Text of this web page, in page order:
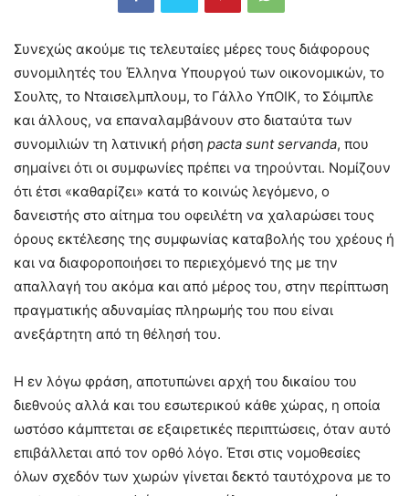
Συνεχώς ακούμε τις τελευταίες μέρες τους διάφορους
συνομιλητές του Έλληνα Υπουργού των οικονομικών, το
Σουλτς, το Νταισελμπλουμ, το Γάλλο ΥπΟΙΚ, το Σόιμπλε
και άλλους, να επαναλαμβάνουν στο διαταύτα των
συνομιλιών τη λατινική ρήση pacta sunt servanda, που
σημαίνει ότι οι συμφωνίες πρέπει να τηρούνται. Νομίζουν
ότι έτσι «καθαρίζει» κατά το κοινώς λεγόμενο, ο
δανειστής στο αίτημα του οφειλέτη να χαλαρώσει τους
όρους εκτέλεσης της συμφωνίας καταβολής του χρέους ή
και να διαφοροποιήσει το περιεχόμενό της με την
απαλλαγή του ακόμα και από μέρος του, στην περίπτωση
πραγματικής αδυναμίας πληρωμής του που είναι
ανεξάρτητη από τη θέλησή του.
Η εν λόγω φράση, αποτυπώνει αρχή του δικαίου του
διεθνούς αλλά και του εσωτερικού κάθε χώρας, η οποία
ωστόσο κάμπτεται σε εξαιρετικές περιπτώσεις, όταν αυτό
επιβάλλεται από τον ορθό λόγο. Έτσι στις νομοθεσίες
όλων σχεδόν των χωρών γίνεται δεκτό ταυτόχρονα με το